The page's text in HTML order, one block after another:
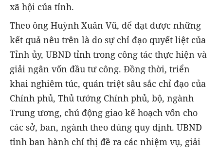
xã hội của tỉnh.
Theo ông Huỳnh Xuân Vũ, để đạt được những
kết quả nêu trên là do sự chỉ đạo quyết liệt của
Tỉnh ủy, UBND tỉnh trong công tác thực hiện và
giải ngân vốn đầu tư công. Đồng thời, triển
khai nghiêm túc, quán triệt sâu sắc chỉ đạo của
Chính phủ, Thủ tướng Chính phủ, bộ, ngành
Trung ương, chủ động giao kế hoạch vốn cho
các sở, ban, ngành theo đúng quy định. UBND
tỉnh ban hành chỉ thị đề ra các nhiệm vụ, giải